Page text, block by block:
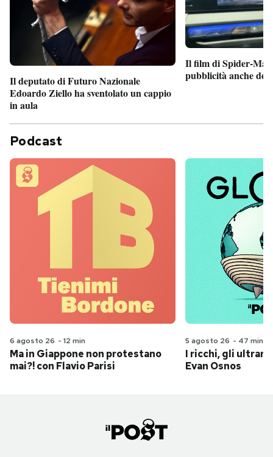
Il deputato di Futuro Nazionale
Edoardo Ziello ha sventolato un cappio
in aula
Il film di Spider-Man
pubblicità anche
Podcast
6 agosto 26 - 12 min
Ma in Giappone non protestano
mai?! con Flavio Parisi
5 agosto 26 - 47 min
I ricchi, gli
Evan Osnos